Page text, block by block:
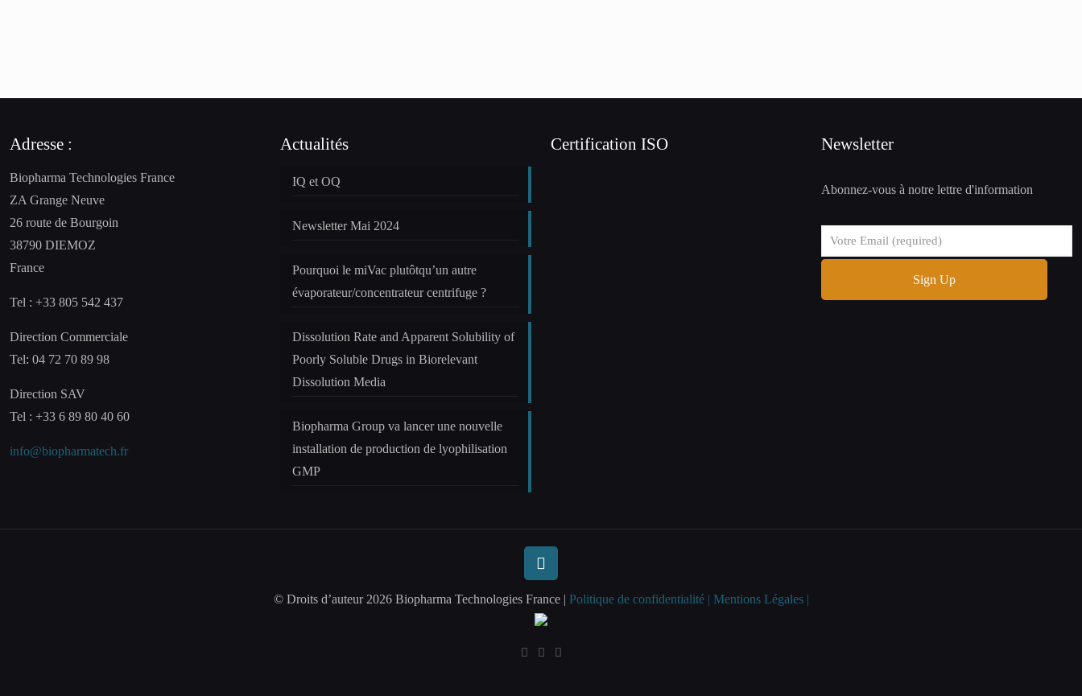
Adresse :
Biopharma Technologies France
ZA Grange Neuve
26 route de Bourgoin
38790 DIEMOZ
France
Tel : +33 805 542 437
Direction Commerciale
Tel: 04 72 70 89 98
Direction SAV
Tel : +33 6 89 80 40 60
info@biopharmatech.fr
Actualités
IQ et OQ
Newsletter Mai 2024
Pourquoi le miVac plutôtqu’un autre
évaporateur/concentrateur centrifuge ?
Dissolution Rate and Apparent Solubility of
Poorly Soluble Drugs in Biorelevant
Dissolution Media
Biopharma Group va lancer une nouvelle
installation de production de lyophilisation
GMP
Certification ISO Newsletter
Abonnez-vous à notre lettre d'information
© Droits d’auteur 2026 Biopharma Technologies France | Politique de confidentialité | Mentions Légales |